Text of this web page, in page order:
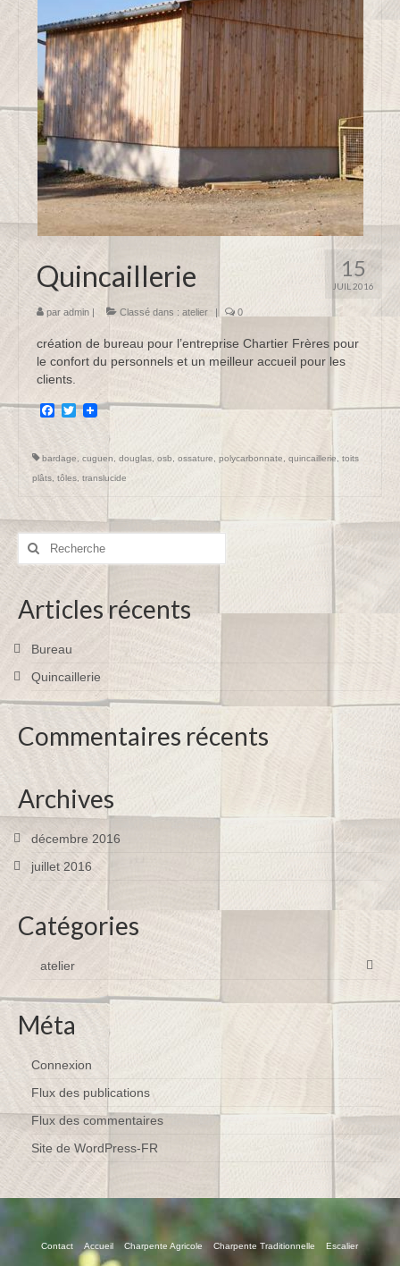
15
JUIL 2016
Quincaillerie
par admin | Classé dans : atelier | 0
création de bureau pour l’entreprise Chartier Frères pour
le confort du personnels et un meilleur accueil pour les
clients.
Facebook
Twitter
bardage, cuguen, douglas, osb, ossature, polycarbonnate, quincaillerie, toits
plâts, tôles, translucide
Rechercher
Articles récents
Bureau
Quincaillerie
Commentaires récents
Archives
décembre 2016
juillet 2016
Catégories
atelier
Méta
Connexion
Flux des publications
Flux des commentaires
Site de WordPress-FR
Contact Accueil Charpente Agricole Charpente Traditionnelle Escalier